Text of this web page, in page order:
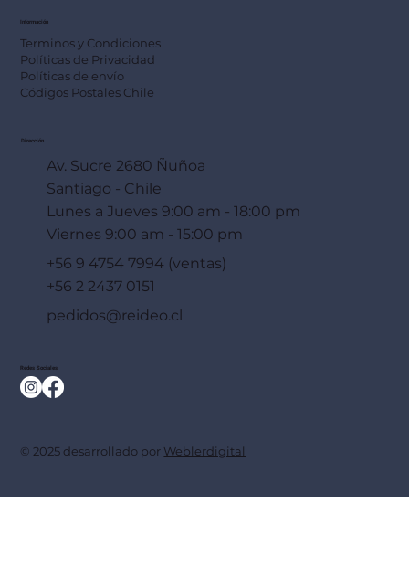
Información
Terminos y Condiciones
Políticas de Privacidad
Políticas de envío
Códigos Postales Chile
Dirección
Av. Sucre 2680 Ñuñoa
Santiago - Chile
Lunes a Jueves 9:00 am - 18:00 pm
Viernes 9:00 am - 15:00 pm
+56 9 4754 7994 (ventas)
+56 2 2437 0151
pedidos@reideo.cl
Redes Sociales
© 2025 desarrollado por Weblerdigital